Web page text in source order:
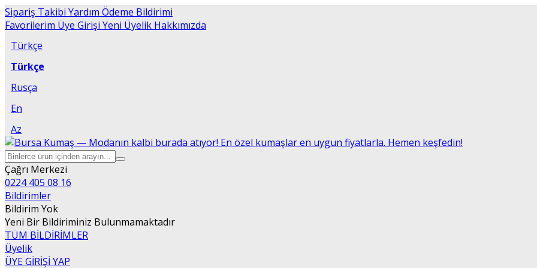
Sipariş Takibi Yardım Ödeme Bildirimi
Favorilerim Üye Girişi Yeni Üyelik Hakkımızda
Türkçe
Türkçe
Rusça
En
Az
Çağrı Merkezi
0224 405 08 16
Bildirimler
Bildirim Yok
Yeni Bir Bildiriminiz Bulunmamaktadır
TÜM BİLDİRİMLER
Üyelik
ÜYE GİRİŞİ YAP